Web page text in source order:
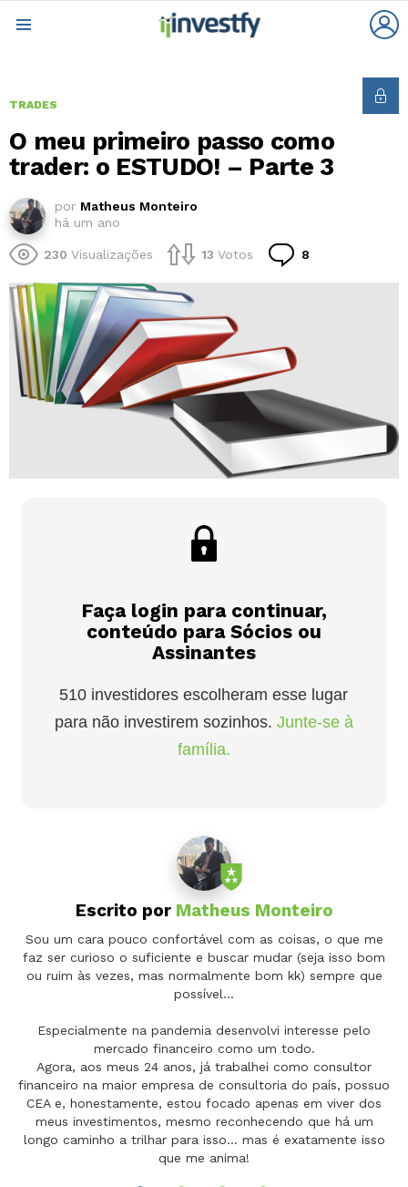
TRADES
O meu primeiro passo como
trader: o ESTUDO! – Parte 3
por Matheus Monteiro
há um ano
230 Visualizações 13 Votos 8
Faça login para continuar,
conteúdo para Sócios ou
Assinantes
510 investidores escolheram esse lugar
para não investirem sozinhos. Junte-se à
família.
Escrito por Matheus Monteiro
Sou um cara pouco confortável com as coisas, o que me
faz ser curioso o suficiente e buscar mudar (seja isso bom
ou ruim às vezes, mas normalmente bom kk) sempre que
possível...
Especialmente na pandemia desenvolvi interesse pelo
mercado financeiro como um todo.
Agora, aos meus 24 anos, já trabalhei como consultor
financeiro na maior empresa de consultoria do país, possuo
CEA e, honestamente, estou focado apenas em viver dos
meus investimentos, mesmo reconhecendo que há um
longo caminho a trilhar para isso... mas é exatamente isso
que me anima!